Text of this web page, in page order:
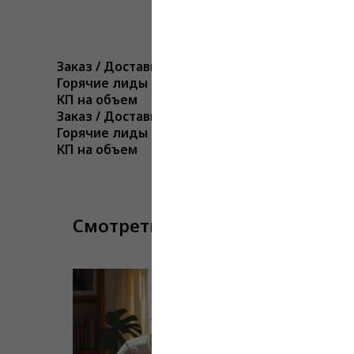
Заказ / Доставка
Горячие лиды из СЕО и Яндекс Поиска
КП на объем
Заказ / Доставка
Горячие лиды из СЕО и Яндекс Поиска
КП на объем
Смотреть еще